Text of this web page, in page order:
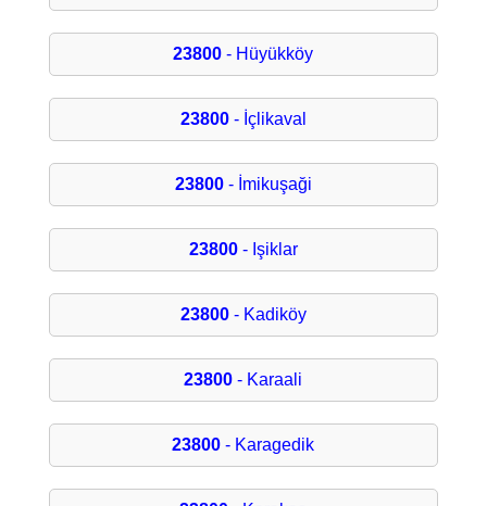
23800 - Hüyükköy
23800- İçlikaval
23800- İmikuşaği
23800- Işiklar
23800- Kadiköy
23800 - Karaali
23800 - Karagedik